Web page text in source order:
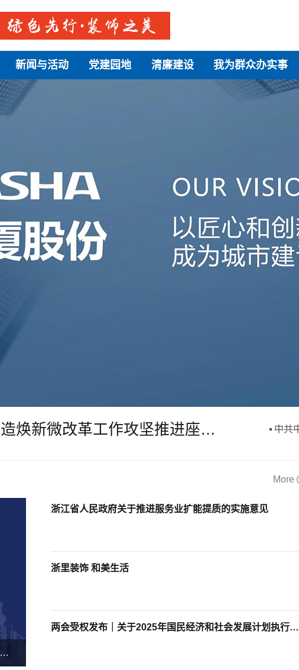
新闻与活动 党建园地 清廉建设 我为群众办实事
浙江省建设厅旧住宅改造焕新微改革工作攻坚推进座谈会于铭品装饰圆满召开
More
中共中央 国务院印发《关于加强新时代社会工作的意见》
浙江省人民政府关于推进服务业扩能提质的实施意见
浙里装饰 和美生活
两会受权发布｜关于2025年国民经济和社会发展计划执行情况与2026年国民经济和社会发展计划草案的报告